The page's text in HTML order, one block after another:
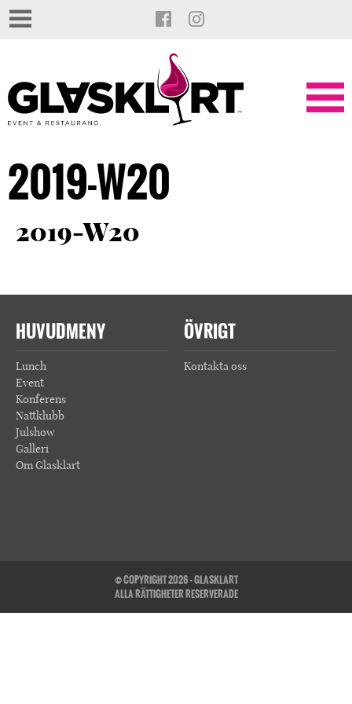
2019-W20
2019-W20
HUVUDMENY
Lunch
Event
Konferens
Nattklubb
Julshow
Galleri
Om Glasklart
ÖVRIGT
Kontakta oss
© COPYRIGHT 2026 - GLASKLART
ALLA RÄTTIGHETER RESERVERADE